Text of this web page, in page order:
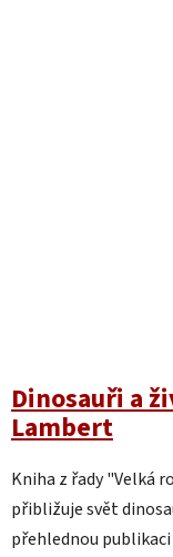
Dinosauři a
Lambert
Kniha z řady "Velká
přibližuje svět
přehlednou